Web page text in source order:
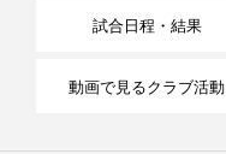
試合日程・結果
動画で見るクラブ活動